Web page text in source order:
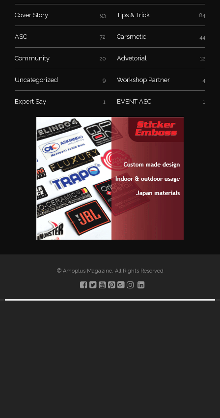
Cover Story 93 Tips & Trick 84
ASC 72 Carsmetic 44
Community 20 Advetorial 12
Uncategorized 9 Workshop Partner 4
Expert Say 1 EVENT ASC 1
© Amoplus Magazine. All Rights Reserved